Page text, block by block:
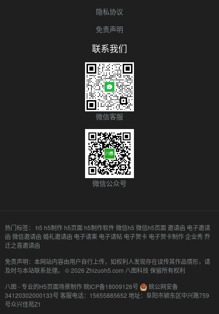
隐私协议
免责声明
联系我们
微信客服
微信公众号
热门标签： h5 h5制作 h5页面 h5制作软件微信h5 微信h5页面邀请函 电子邀请
函 微信邀请函 婚礼邀请函 电子请柬 电子请帖 电子贺卡 电子贺卡制作企业秀 乔
迁之喜邀请函
免责声明：本网站内容由用户自行上传，如权利人发现存在误传其作品情形，请
及时与本站联系处理。 © 2026 Zhizuoh5.com 八图科技 保留所有权利
八图 - 专业的H5页面场景制作 皖ICP备18009126号
皖公网安备
34120302000133号 客服电话：15655885652 地址：阜阳市颍东区中兴路759
号众兴佳苑Z1